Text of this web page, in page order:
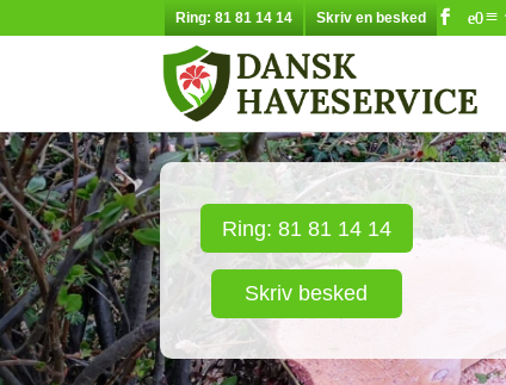
Ring: 81 81 14 14 Skriv en besked
Ring: 81 81 14 14
Skriv besked